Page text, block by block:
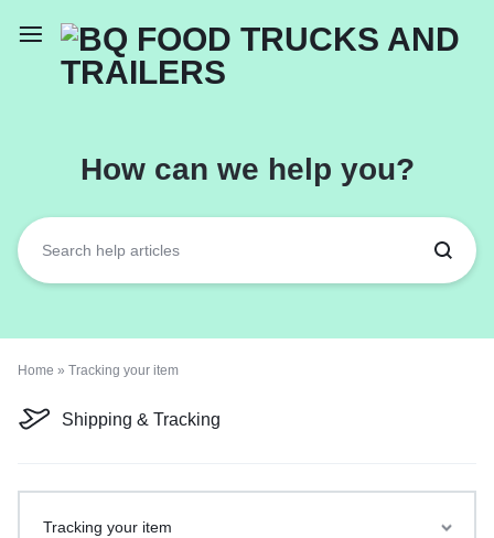
How can we help you?
Home » Tracking your item
Shipping & Tracking
Tracking your item